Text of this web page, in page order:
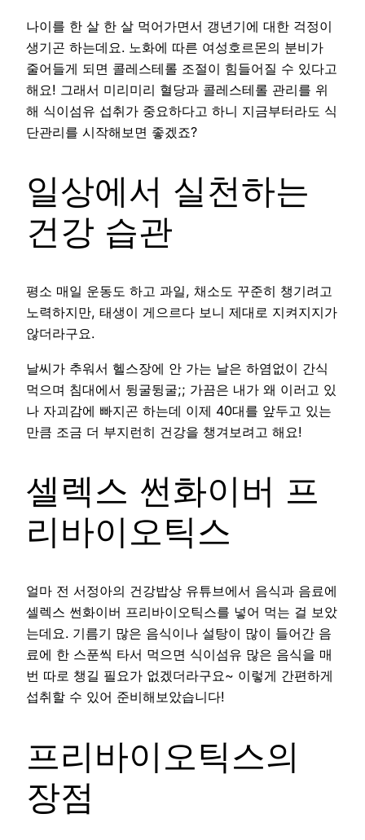
나이를 한 살 한 살 먹어가면서 갱년기에 대한 걱정이
생기곤 하는데요. 노화에 따른 여성호르몬의 분비가
줄어들게 되면 콜레스테롤 조절이 힘들어질 수 있다고
해요! 그래서 미리미리 혈당과 콜레스테롤 관리를 위
해 식이섬유 섭취가 중요하다고 하니 지금부터라도 식
단관리를 시작해보면 좋겠죠?
일상에서 실천하는
건강 습관
평소 매일 운동도 하고 과일, 채소도 꾸준히 챙기려고
노력하지만, 태생이 게으르다 보니 제대로 지켜지지가
않더라구요.
날씨가 추워서 헬스장에 안 가는 날은 하염없이 간식
먹으며 침대에서 뒹굴뒹굴;; 가끔은 내가 왜 이러고 있
나 자괴감에 빠지곤 하는데 이제 40대를 앞두고 있는
만큼 조금 더 부지런히 건강을 챙겨보려고 해요!
셀렉스 썬화이버 프
리바이오틱스
얼마 전 서정아의 건강밥상 유튜브에서 음식과 음료에
셀렉스 썬화이버 프리바이오틱스를 넣어 먹는 걸 보았
는데요. 기름기 많은 음식이나 설탕이 많이 들어간 음
료에 한 스푼씩 타서 먹으면 식이섬유 많은 음식을 매
번 따로 챙길 필요가 없겠더라구요~ 이렇게 간편하게
섭취할 수 있어 준비해보았습니다!
프리바이오틱스의
장점